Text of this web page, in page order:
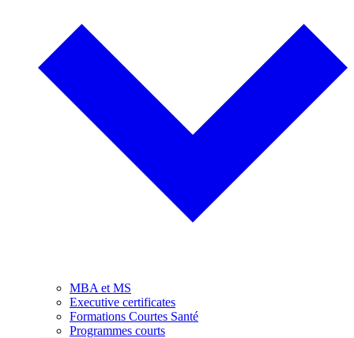
MBA et MS
Executive certificates
Formations Courtes Santé
Programmes courts